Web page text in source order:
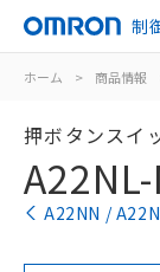
制
ホーム > 商品情報
押ボタンスイ
A22NL-
A22NN /